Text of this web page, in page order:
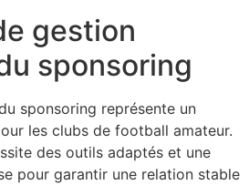
gestion
sponsoring
sponsoring représente un
les clubs de football amateur.
des outils adaptés et une
pour garantir une relation stable